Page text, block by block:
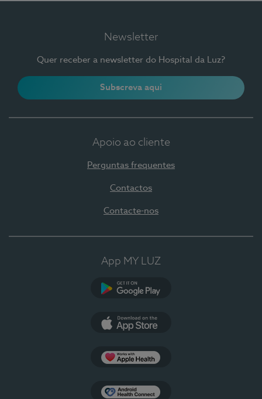
Newsletter
Quer receber a newsletter do Hospital da Luz?
Subscreva aqui
Apoio ao cliente
Perguntas frequentes
Contactos
Contacte-nos
App MY LUZ